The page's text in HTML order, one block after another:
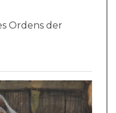
Ordens der